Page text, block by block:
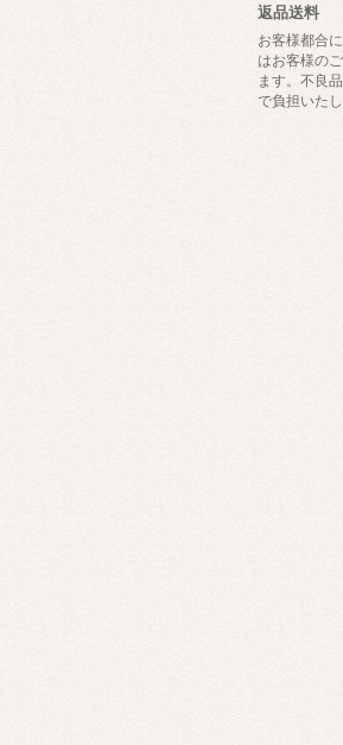
返品送料
お客様都合
はお客様の
ます。不良
で負担いたし